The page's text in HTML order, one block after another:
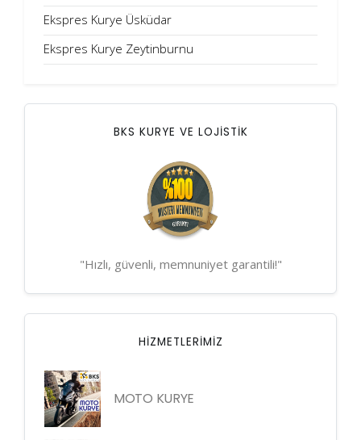
Ekspres Kurye Üsküdar
Ekspres Kurye Zeytinburnu
BKS KURYE VE LOJİSTİK
"Hızlı, güvenli, memnuniyet garantili!"
HIZMETLERIMIZ
MOTO KURYE